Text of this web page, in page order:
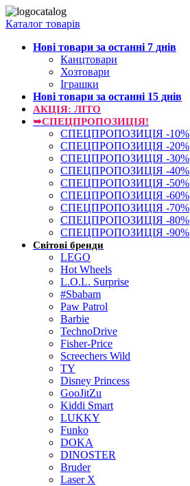
Каталог товарів
Нові товари за останнi 7 днiв
Канцтовари
Хозтовари
Іграшки
Нові товари за останнi 15 днiв
АКЦІЯ: ЛІТО
➥СПЕЦПРОПОЗИЦІЯ!
СПЕЦПРОПОЗИЦІЯ -10%
СПЕЦПРОПОЗИЦІЯ -20%
СПЕЦПРОПОЗИЦІЯ -30%
СПЕЦПРОПОЗИЦІЯ -40%
СПЕЦПРОПОЗИЦІЯ -50%
СПЕЦПРОПОЗИЦІЯ -60%
СПЕЦПРОПОЗИЦІЯ -70%
СПЕЦПРОПОЗИЦІЯ -80%
СПЕЦПРОПОЗИЦІЯ -90%
Світові бренди
LEGO
Hot Wheels
L.O.L. Surprise
#Sbabam
Paw Patrol
Barbie
TechnoDrive
Fisher-Price
Screechers Wild
TY
Disney Princess
GooJitZu
Kiddi Smart
LUKKY
Funko
DOKA
DINOSTER
Bruder
Laser X